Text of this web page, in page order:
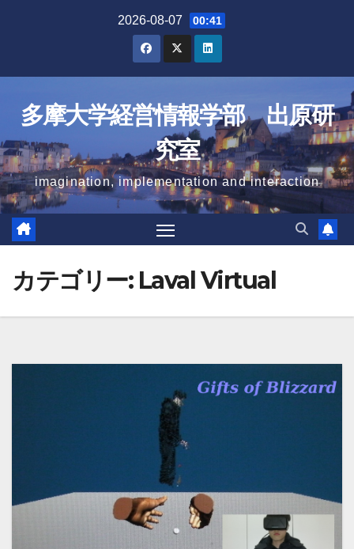
2026-08-07 00:41
多摩大学経営情報学部 出原研
究室
imagination, implementation and interaction
カテゴリー: Laval Virtual